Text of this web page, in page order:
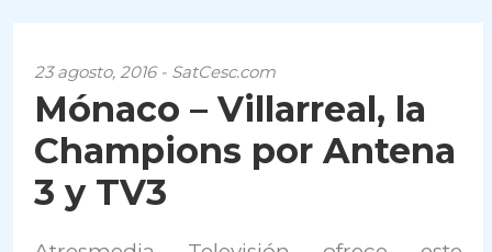
23 agosto, 2016 - SatCesc.com
Mónaco – Villarreal, la
Champions por Antena
3 y TV3